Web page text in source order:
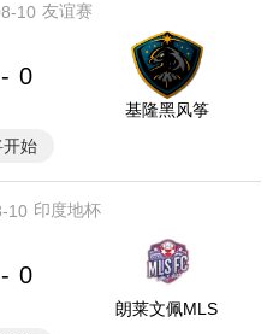
10 友谊赛
- 0
基隆黑风筝
开始
10 印度地杯
- 0
朗莱文佩MLS